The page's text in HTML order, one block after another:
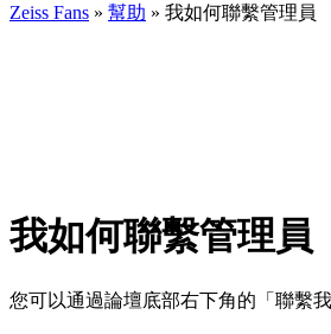
Zeiss Fans » 幫助 » 我如何聯繫管理員
我如何聯繫管理員
您可以通過論壇底部右下角的「聯繫